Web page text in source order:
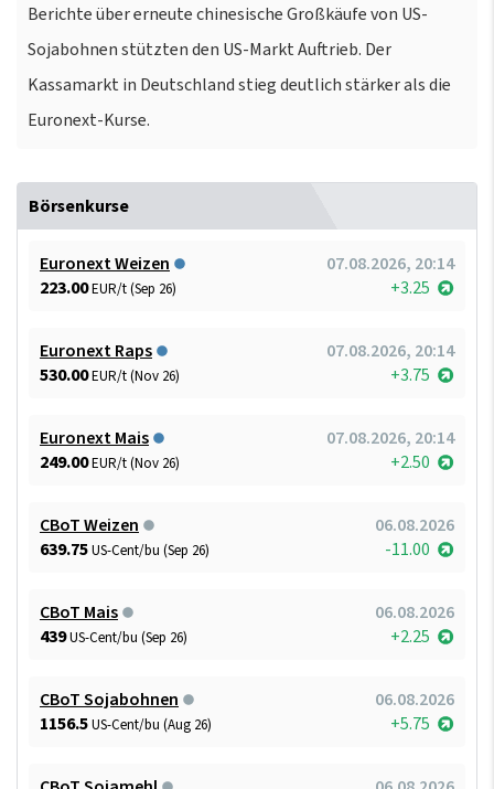
Berichte über erneute chinesische Großkäufe von US-
Sojabohnen stützten den US-Markt Auftrieb. Der
Kassamarkt in Deutschland stieg deutlich stärker als die
Euronext-Kurse.
Börsenkurse
Euronext Weizen
07.08.2026, 20:14
223.00EUR/t (Sep 26) +3.25
Euronext Raps
07.08.2026, 20:14
530.00EUR/t (Nov 26) +3.75
Euronext Mais
07.08.2026, 20:14
249.00EUR/t (Nov 26) +2.50
CBoT Weizen
06.08.2026
639.75US-Cent/bu (Sep 26) -11.00
CBoT Mais
06.08.2026
439US-Cent/bu (Sep 26) +2.25
CBoT Sojabohnen
06.08.2026
1156.5US-Cent/bu (Aug 26) +5.75